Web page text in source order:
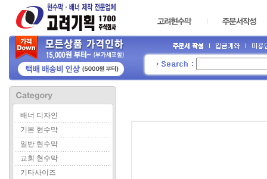
배너 디자인
기본 현수막
일반 현수막
교회 현수막
기타사이즈